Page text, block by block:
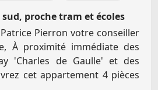
proche tram et écoles
Patrice Pierron votre conseiller
À proximité immédiate des
'Charles de Gaulle' et des
cet appartement 4 pièces